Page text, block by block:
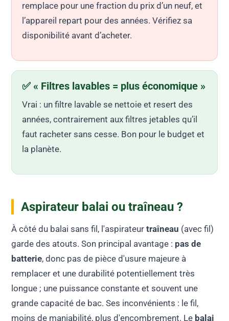
remplace pour une fraction du prix d’un neuf, et
l’appareil repart pour des années. Vérifiez sa
disponibilité avant d’acheter.
✅ « Filtres lavables = plus économique »
Vrai : un filtre lavable se nettoie et resert des
années, contrairement aux filtres jetables qu’il
faut racheter sans cesse. Bon pour le budget et
la planète.
Aspirateur balai ou traîneau ?
À côté du balai sans fil, l'aspirateurtraîneau (avec fil)
garde des atouts. Son principal avantage : pas de
batterie, donc pas de pièce d'usure majeure à
remplacer et une durabilité potentiellement très
longue ; une puissance constante et souvent une
grande capacité de bac. Ses inconvénients : le fil,
moins de maniabilité, plus d'encombrement. Le balai